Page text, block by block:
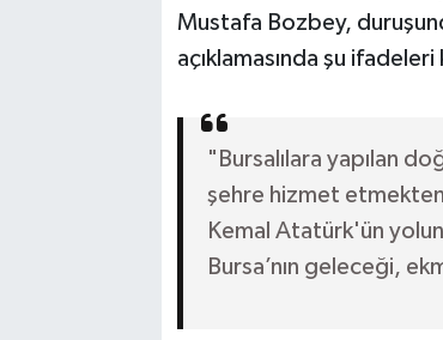
Mustafa Bozbey,
açıklamasında şu ifadeleri
"Bursalılara yapılan
şehre hizmet
Kemal Atatürk'ün
Bursa’nın geleceği,